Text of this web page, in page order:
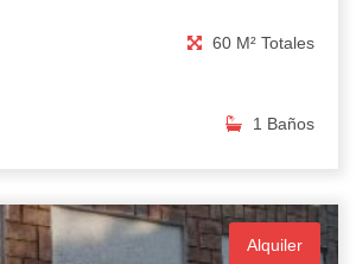
60 M² Totales
1 Baños
Alquiler